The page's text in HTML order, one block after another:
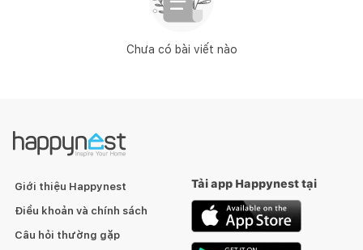
Chưa có bài viết nào
Giới thiệu Happynest
Điều khoản và chính sách
Câu hỏi thường gặp
Tải app Happynest tại